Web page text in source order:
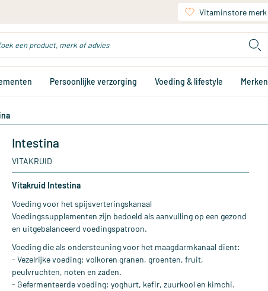
Vitaminstore merk
Persoonlijke verzorging Voeding & lifestyle Merken
Intestina
VITAKRUID
Vitakruid Intestina
Voeding voor het spijsverteringskanaal
Voedingssupplementen zijn bedoeld als aanvulling op een gezond
en uitgebalanceerd voedingspatroon.
Voeding die als ondersteuning voor het maagdarmkanaal dient:
- Vezelrijke voeding: volkoren granen, groenten, fruit,
peulvruchten, noten en zaden.
- Gefermenteerde voeding: yoghurt, kefir, zuurkool en kimchi.